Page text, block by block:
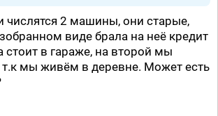
числятся 2 машины, они старые,
виде брала на неё кредит
стоит в гараже, на второй мы
т.к мы живём в деревне. Может есть